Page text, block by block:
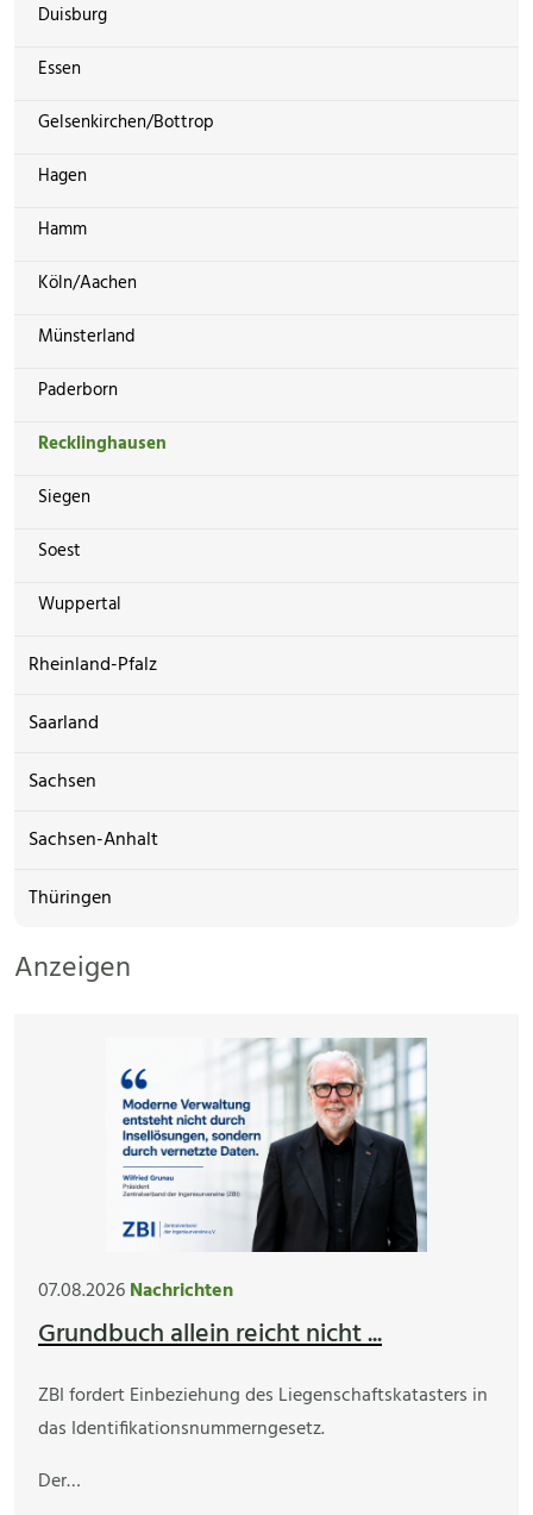
Duisburg
Essen
Gelsenkirchen/Bottrop
Hagen
Hamm
Köln/Aachen
Münsterland
Paderborn
Recklinghausen
Siegen
Soest
Wuppertal
Rheinland-Pfalz
Saarland
Sachsen
Sachsen-Anhalt
Thüringen
Anzeigen
07.08.2026Nachrichten
Grundbuch allein reicht nicht ...
ZBI fordert Einbeziehung des Liegenschaftskatasters in
das Identifikationsnummerngesetz.
Der…